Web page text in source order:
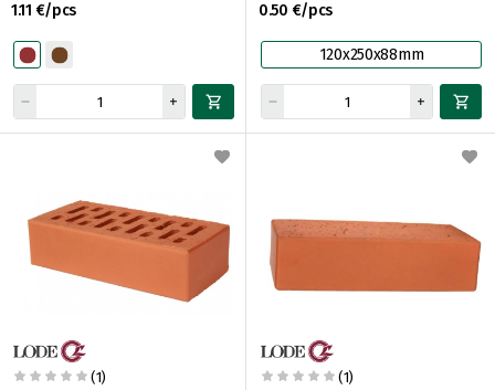
1.11 €/pcs 0.50 €/pcs
120x250x88mm
(1) (1)